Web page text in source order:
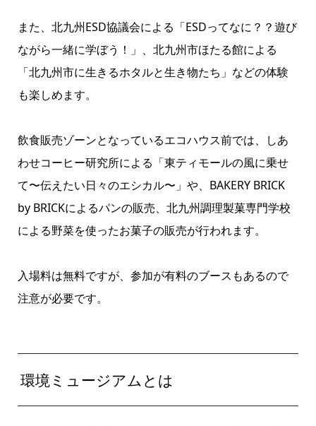
また、北九州ESD協議会による「ESDってなに？？遊び
ながら一緒に学ぼう！」、北九州市ほたる館による
「北九州市に生きるホタルと生き物たち」などの体験
も楽しめます。
飲食販売ゾーンとなっているエコハウス前では、しあ
わせコーヒー研究所による「東ティモールの風に乗せ
て〜伝えたい日々のエシカル〜」や、BAKERY BRICK
by BRICKによるパンの販売、北九州調理製菓専門学校
による野菜を使ったお菓子の販売が行われます。
入場料は無料ですが、参加が有料のブースもあるので
注意が必要です。
環境ミュージアムとは